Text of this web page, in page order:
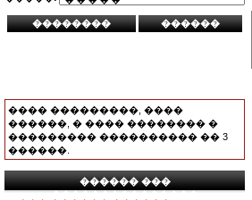
���� ���������, ����
������, � ���� �������� �
��������� ���������� �� 3
������.
������ ���
���������������